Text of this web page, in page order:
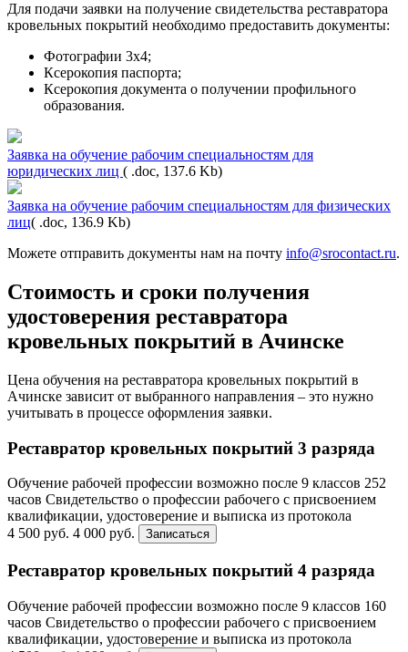
Для подачи заявки на получение свидетельства реставратора
кровельных покрытий необходимо предоставить документы:
Фотографии 3х4;
Ксерокопия паспорта;
Ксерокопия документа о получении профильного
образования.
Заявка на обучение рабочим специальностям для
юридических лиц ( .doc, 137.6 Kb)
Заявка на обучение рабочим специальностям для физических
лиц( .doc, 136.9 Kb)
Можете отправить документы нам на почту info@srocontact.ru.
Стоимость и сроки получения
удостоверения реставратора
кровельных покрытий в Ачинске
Цена обучения на реставратора кровельных покрытий в
Ачинске зависит от выбранного направления – это нужно
учитывать в процессе оформления заявки.
Реставратор кровельных покрытий 3 разряда
Обучение рабочей профессии возможно после 9 классов 252
часов Свидетельство о профессии рабочего с присвоением
квалификации, удостоверение и выписка из протокола
4 500 руб. 4 000 руб. Записаться
Реставратор кровельных покрытий 4 разряда
Обучение рабочей профессии возможно после 9 классов 160
часов Свидетельство о профессии рабочего с присвоением
квалификации, удостоверение и выписка из протокола